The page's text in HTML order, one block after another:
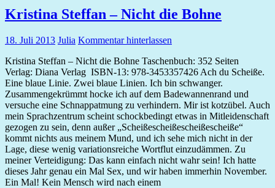
Kristina Steffan – Nicht die Bohne
18. Juli 2013 Julia Kommentar hinterlassen
Kristina Steffan – Nicht die Bohne Taschenbuch: 352 Seiten
Verlag: Diana Verlag ISBN-13: 978-3453357426 Ach du Scheiße.
Eine blaue Linie. Zwei blaue Linien. Ich bin schwanger.
Zusammengekrümmt hocke ich auf dem Badewannenrand und
versuche eine Schnappatmung zu verhindern. Mir ist kotzübel. Auch
mein Sprachzentrum scheint schockbedingt etwas in Mitleidenschaft
gezogen zu sein, denn außer „Scheißescheißescheißescheiße“
kommt nichts aus meinem Mund, und ich sehe mich nicht in der
Lage, diese wenig variationsreiche Wortflut einzudämmen. Zu
meiner Verteidigung: Das kann einfach nicht wahr sein! Ich hatte
dieses Jahr genau ein Mal Sex, und wir haben immerhin November.
Ein Mal! Kein Mensch wird nach einem